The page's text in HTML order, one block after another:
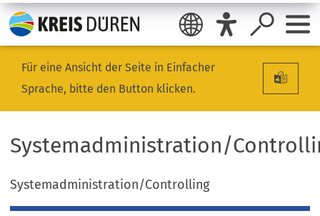
Für eine Ansicht der Seite in Einfacher
Sprache, bitte den Button klicken.
Systemadministration/
Systemadministration/Controlling